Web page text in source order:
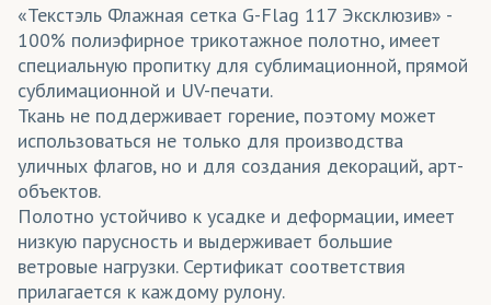
«Текстэль Флажная сетка G-Flag 117 Эксклюзив» -
100% полиэфирное трикотажное полотно, имеет
специальную пропитку для сублимационной, прямой
сублимационной и UV-печати.
Ткань не поддерживает горение, поэтому может
использоваться не только для производства
уличных флагов, но и для создания декораций, арт-
объектов.
Полотно устойчиво к усадке и деформации, имеет
низкую парусность и выдерживает большие
ветровые нагрузки. Сертификат соответствия
прилагается к каждому рулону.